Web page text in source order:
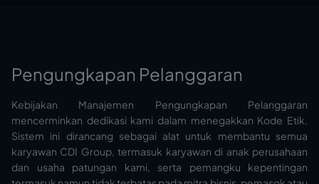
Pengungkapan Pelanggaran
Kebijakan Manajemen Pengungkapan Pelanggaran
mencerminkan dedikasi kami dalam menegakkan Kode Etik.
Sistem ini dirancang sebagai alat untuk membantu semua
karyawan CDI Group, termasuk karyawan di anak perusahaan
dan usaha patungan kami, serta pemangku kepentingan